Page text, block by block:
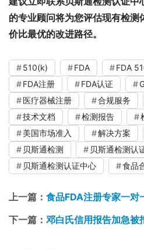
的专业顾问将为您评估现有检
价比最优的改进路径。
510(k) FDA FDA
FDA注册
FDA认证
医疗器械注册
合规服务
技术文档
检测报告
美国市场准入
解决方案
贝斯通检测
贝斯通检测认
贝斯通检测认证中心
食品
上一篇： 食品FDA注册专家一对一
下一篇： 邓白氏信用报告加急被